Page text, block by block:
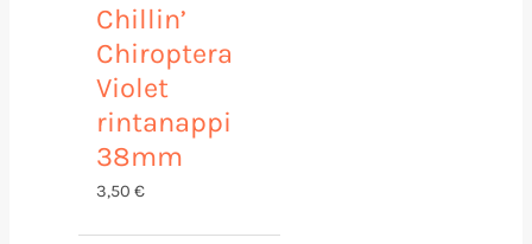
Chillin’
Chiroptera
Violet
rintanappi
38mm
3,50 €